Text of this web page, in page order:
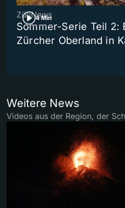
4 Min
ZüriNews
Sommer-Serie Teil 2:
Zürcher Oberland in
Weitere News
Videos aus der Region, der